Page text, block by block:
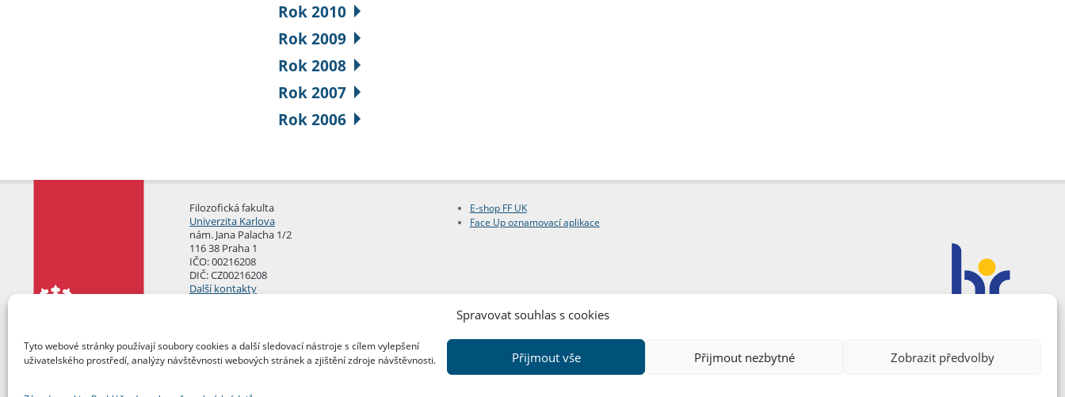
Spravovat souhlas s cookies
Tyto webové stránky používají soubory cookies a další sledovací nástroje s cílem vylepšení
uživatelského prostředí, analýzy návštěvnosti webových stránek a zjištění zdroje návštěvnosti.
Přijmout vše Přijmout nezbytné Zobrazit předvolby
Rok 2010
Rok 2009
Rok 2008
Rok 2007
Rok 2006
Filozofická fakulta
Univerzita Karlova
nám. Jana Palacha 1/2
116 38 Praha 1
IČO: 00216208
DIČ: CZ00216208
Další kontakty
E-shop FF UK
Face Up oznamovací aplikace